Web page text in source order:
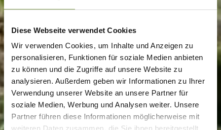
Diese Webseite verwendet Cookies
Wir verwenden Cookies, um Inhalte und Anzeigen zu
personalisieren, Funktionen für soziale Medien anbieten
zu können und die Zugriffe auf unsere Website zu
analysieren. Außerdem geben wir Informationen zu Ihrer
Verwendung unserer Website an unsere Partner für
soziale Medien, Werbung und Analysen weiter. Unsere
Partner führen diese Informationen möglicherweise mit